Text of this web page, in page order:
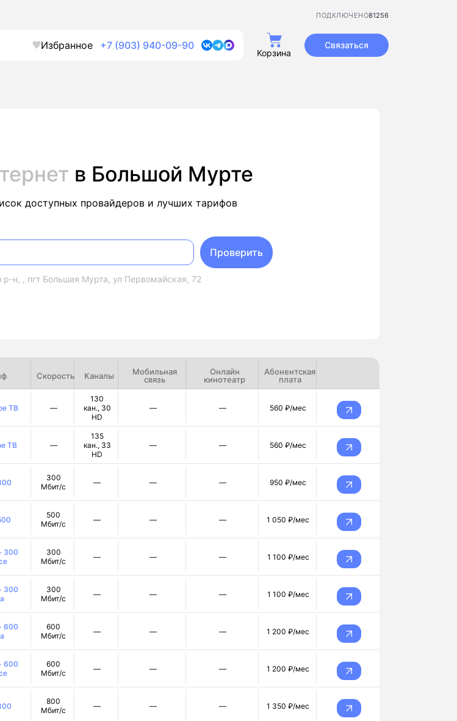
81256
ПОДКЛЮЧЕНО
Избранное +7 (903) 940-09-90
Корзина
Связаться
в Большой Мурте
доступных провайдеров и лучших тарифов
н, , пгт Большая Мурта, ул Первомайская, 72
Проверить
Скорость Каналы
Мобильная
связь
Онлайн
кинотеатр
Абонентская
плата
ТВ —
130
кан., 30
HD
— — 560 ₽/мес
ТВ —
135
кан., 33
HD
— — 560 ₽/мес
300
Мбит/с
— — — 950 ₽/мес
500
Мбит/с
— — — 1 050 ₽/мес
300
300
Мбит/с
— — — 1 100 ₽/мес
300
300
Мбит/с
— — — 1 100 ₽/мес
600
600
Мбит/с
— — — 1 200 ₽/мес
600
600
Мбит/с
— — — 1 200 ₽/мес
800
Мбит/с
— — — 1 350 ₽/мес